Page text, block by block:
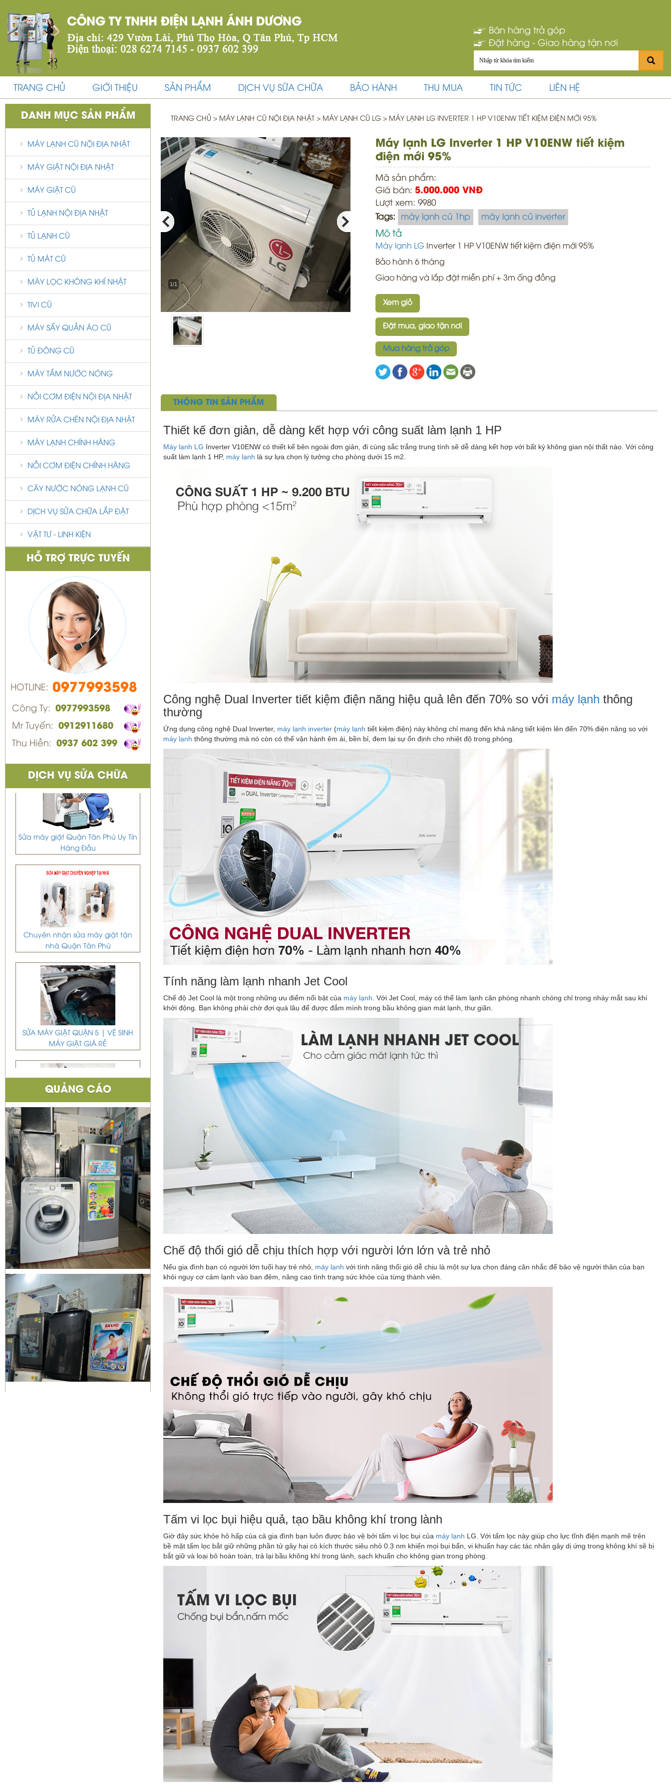
Bán hàng trả góp
Đặt hàng - Giao hàng tận nơi
TRANG CHỦ GIỚI THIỆU SẢN PHẨM DỊCH VỤ SỮA CHỮA BẢO HÀNH THU MUA TIN TỨC LIÊN HỆ
DANH MỤC SẢN PHẨM
MÁY LẠNH CŨ NỘI ĐỊA NHẬT
MÁY GIẶT NỘI ĐỊA NHẬT
MÁY GIẶT CŨ
TỦ LẠNH NỘI ĐỊA NHẬT
TỦ LẠNH CŨ
TỦ MÁT CŨ
MÁY LỌC KHÔNG KHÍ NHẬT
TIVI CŨ
MÁY SẤY QUẦN ÁO CŨ
TỦ ĐÔNG CŨ
MÁY TẮM NƯỚC NÓNG
NỒI CƠM ĐIỆN NỘI ĐỊA NHẬT
MÁY RỬA CHÉN NỘI ĐỊA NHẬT
MÁY LẠNH CHÍNH HÃNG
NỒI CƠM ĐIỆN CHÍNH HÃNG
CÂY NƯỚC NÓNG LẠNH CŨ
DỊCH VỤ SỬA CHỮA LẮP ĐẶT
VẬT TƯ - LINH KIỆN
HỖ TRỢ TRỰC TUYẾN
HOTLINE: 0977993598
Công Ty: 0977993598
Mr Tuyến: 0912911680
Thu Hiền: 0937 602 399
DỊCH VỤ SỬA CHỮA
Sửa máy giặt Quận Tân Phú Uy Tín
Hàng Đầu
Chuyên nhận sửa máy giặt tận
nhà Quận Tân Phú
SỬA MÁY GIẶT QUẬN 5 | VỆ SINH
MÁY GIẶT GIÁ RẺ
DỊCH VỤ DI DỜI THÁO VÀ LẮP ĐẶT
MÁY LẠNH QUẬN BÌNH TÂN
Sửa tủ lạnh Quận 1 | Bơm Gas tủ
lạnh Quận 1
Sửa máy giặt Quận 3 | vệ sinh máy
giặt quận 3
QUẢNG CÁO
TRANG CHỦ > MÁY LẠNH CŨ NỘI ĐỊA NHẬT > MÁY LẠNH CŨ LG > MÁY LẠNH LG INVERTER 1 HP V10ENW TIẾT KIỆM ĐIỆN MỚI 95%
1/1
Máy lạnh LG Inverter 1 HP V10ENW tiết kiệm
điện mới 95%
Mã sản phẩm:
Giá bán: 5.000.000 VNĐ
Lượt xem: 9980
Tags:
máy lạnh cũ 1hp máy lạnh cũ inverter
Mô tả
Máy lạnh LG Inverter 1 HP V10ENW tiết kiệm điện mới 95%
Bảo hành 6 tháng
Giao hàng và lắp đặt miễn phí + 3m ống đồng
Xem giỏ
Đặt mua, giao tận nơi
Mua hàng trả góp
THÔNG TIN SẢN PHẨM
Thiết kế đơn giản, dễ dàng kết hợp với công suất làm lạnh 1 HP
Máy lạnh LG Inverter V10ENW có thiết kế bên ngoài đơn giản, đi cùng sắc trắng trung tính sẽ dễ dàng kết hợp với bất kỳ không gian nội thất nào. Với công
suất làm lạnh 1 HP, máy lạnh là sự lựa chọn lý tưởng cho phòng dưới 15 m2.
Công nghệ Dual Inverter tiết kiệm điện năng hiệu quả lên đến 70% so với máy lạnh thông
thường
Ứng dụng công nghệ Dual Inverter, máy lạnh inverter (máy lạnh tiết kiệm điện) này không chỉ mang đến khả năng tiết kiệm lên đến 70% điện năng so với
máy lạnh thông thường mà nó còn có thể vận hành êm ái, bền bỉ, đem lại sự ổn định cho nhiệt độ trong phòng.
Tính năng làm lạnh nhanh Jet Cool
Chế độ Jet Cool là một trong những ưu điểm nổi bật của máy lạnh . Với Jet Cool, máy có thể làm lạnh căn phòng nhanh chóng chỉ trong nháy mắt sau khi
khởi động. Bạn không phải chờ đợi quá lâu để được đắm mình trong bầu không gian mát lạnh, thư giãn.
Chế độ thổi gió dễ chịu thích hợp với người lớn lớn và trẻ nhỏ
Nếu gia đình bạn có người lớn tuổi hay trẻ nhỏ, máy lạnh với tính năng thổi gió dễ chịu là một sự lựa chọn đáng cân nhắc để bảo vệ người thân của bạn
khỏi nguy cơ cảm lạnh vào ban đêm, nâng cao tình trạng sức khỏe của từng thành viên.
Tấm vi lọc bụi hiệu quả, tạo bầu không khí trong lành
Giờ đây sức khỏe hô hấp của cả gia đình bạn luôn được bảo vệ bởi tấm vi lọc bụi của máy lạnh LG. Với tấm lọc này giúp cho lực tĩnh điện mạnh mẽ trên
bề mặt tấm lọc bắt giữ những phần tử gây hại có kích thước siêu nhỏ 0.3 nm khiến mọi bụi bẩn, vi khuẩn hay các tác nhân gây dị ứng trong không khí sẽ bị
bắt giữ và loại bỏ hoàn toàn, trả lại bầu không khí trong lành, sạch khuẩn cho không gian trong phòng.